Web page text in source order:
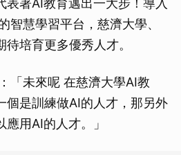
表著AI教育邁出一大步！導入
智慧學習平台，慈濟大學、
培育更多優秀人才。
「未來呢 在慈濟大學AI教
個是訓練做AI的人才，那另外
用AI的人才。」